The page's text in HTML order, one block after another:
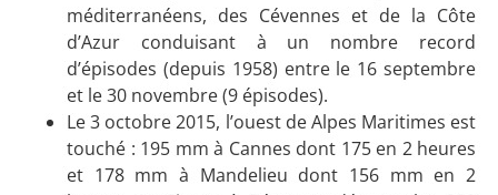
méditerranéens, des Cévennes et de la Côte
d’Azur conduisant à un nombre record
d’épisodes (depuis 1958) entre le 16 septembre
et le 30 novembre (9 épisodes).
Le 3 octobre 2015, l’ouest de Alpes Maritimes est
touché : 195 mm à Cannes dont 175 en 2 heures
et 178 mm à Mandelieu dont 156 mm en 2